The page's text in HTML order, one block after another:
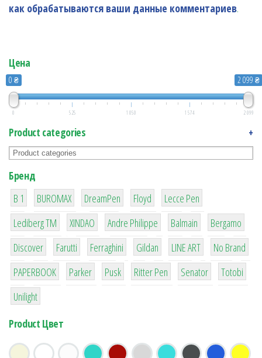
как обрабатываются ваши данные комментариев.
Цена
0 ₴ 2 099 ₴
0 525 1 050 1 574 2 099
Product categories +
Бренд
B 1
1
BUROMAX
1
DreamPen
2
Floyd
2
Lecce Pen
3
Lediberg ТМ
3
XINDAO
1
Andre Philippe
4
Balmain
26
Bergamo
64
Discover
299
Farutti
4
Ferraghini
42
Gildan
4
LINE ART
90
No Brand
8
PAPERBOOK
6
Parker
2
Pusk
22
Ritter Pen
15
Senator
43
Totobi
1
Unilight
Product Цвет